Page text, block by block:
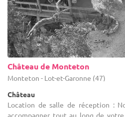
Château de Monteton
Monteton - Lot-et-Garonne (47)
Château
Location de salle de réception :
accompagner tout au long de